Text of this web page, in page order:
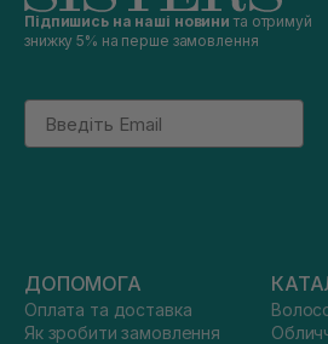
Підпишись на наші новини та отримуй
знижку 5% на перше замовлення
Email
ДОПОМОГА
Оплата та доставка
Як зробити замовлення